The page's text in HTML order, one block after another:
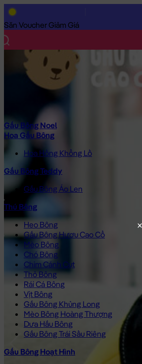
Săn Voucher Giảm Giá
Gấu Bông Noel
Hoa Gấu Bông
Hoa Hồng Khổng Lồ
Gấu Bông Teddy
Gấu Bông Áo Len
Thú Bông
Heo Bông
Gấu Bông Hươu Cao Cổ
Mèo Bông
Chó Bông
Chim Cánh Cụt
Thỏ Bông
Rái Cá Bông
Vịt Bông
Gấu Bông Khủng Long
Mèo Bông Hoàng Thượng
Dưa Hấu Bông
Gấu Bông Trái Sầu Riêng
Gấu Bông Hoạt Hình
Trang Chủ